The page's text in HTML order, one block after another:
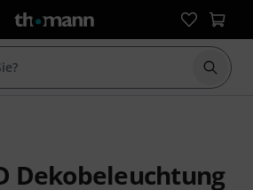
Suche
Dekobeleuchtung